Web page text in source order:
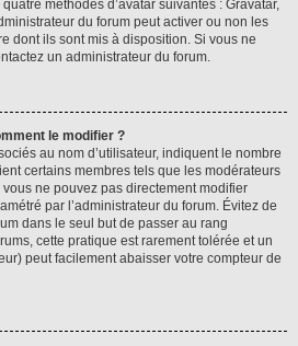
méthodes d’avatar suivantes : Gravatar,
du forum peut activer ou non les
dont ils sont mis à disposition. Si vous ne
un administrateur du forum.
le modifier ?
au nom d’utilisateur, indiquent le nombre
certains membres tels que les modérateurs
ne pouvez pas directement modifier
par l’administrateur du forum. Évitez de
dans le seul but de passer au rang
cette pratique est rarement tolérée et un
peut facilement abaisser votre compteur de